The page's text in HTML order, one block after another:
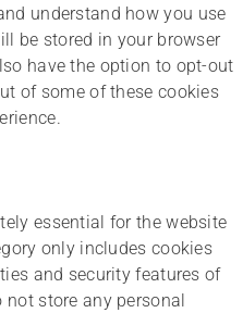
understand how you use
be stored in your browser
have the option to opt-out
of some of these cookies
essential for the website
only includes cookies
and security features of
store any personal